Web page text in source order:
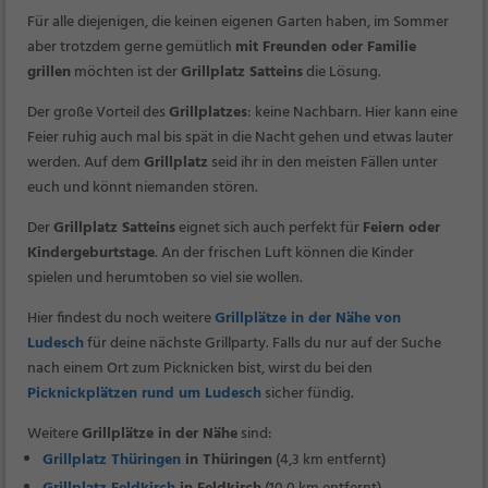
Für alle diejenigen, die keinen eigenen Garten haben, im Sommer
aber trotzdem gerne gemütlich mit Freunden oder Familie
grillen möchten ist derGrillplatz Satteinsdie Lösung.
Der große Vorteil desGrillplatzes: keine Nachbarn. Hier kann eine
Feier ruhig auch mal bis spät in die Nacht gehen und etwas lauter
werden. Auf demGrillplatz seid ihr in den meisten Fällen unter
euch und könnt niemanden stören.
DerGrillplatz Satteinseignet sich auch perfekt fürFeiern oder
Kindergeburtstage. An der frischen Luft können die Kinder
spielen und herumtoben so viel sie wollen.
Hier findest du noch weitereGrillplätze in der Nähe von
Ludeschfür deine nächste Grillparty. Falls du nur auf der Suche
nach einem Ort zum Picknicken bist, wirst du bei den
Picknickplätzen rund um Ludeschsicher fündig.
WeitereGrillplätze in der Nähesind:
Grillplatz Thüringen in Thüringen (4,3 km entfernt)